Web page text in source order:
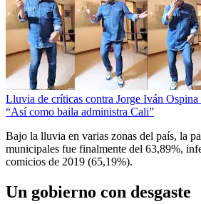
Lluvia de críticas contra Jorge Iván
“Así como baila administra Cali”
Bajo la lluvia en varias zonas del país, la
municipales fue finalmente del 63,89%,
comicios de 2019 (65,19%).
Un gobierno con desgaste